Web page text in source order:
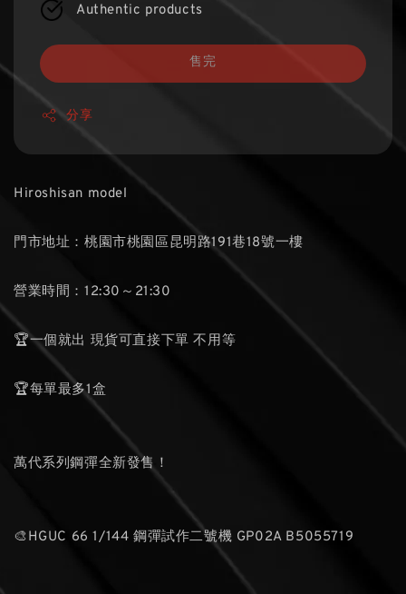
Authentic products
售完
分享
Hiroshisan model
門市地址：桃園市桃園區昆明路191巷18號一樓
營業時間：12:30～21:30
🏆一個就出 現貨可直接下單 不用等
🏆每單最多1盒
萬代系列鋼彈全新發售！
🎨HGUC 66 1/144 鋼彈試作二號機 GP02A B5055719